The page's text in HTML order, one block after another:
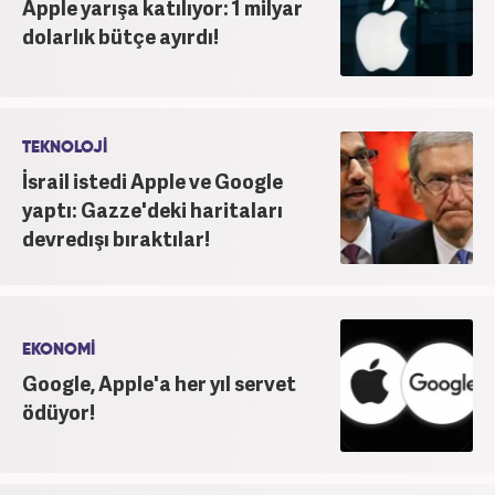
Apple yarışa katılıyor: 1 milyar
dolarlık bütçe ayırdı!
TEKNOLOJİ
İsrail istedi Apple ve Google
yaptı: Gazze'deki haritaları
devredışı bıraktılar!
EKONOMİ
Google, Apple'a her yıl servet
ödüyor!